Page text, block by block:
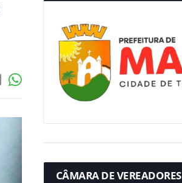
CÂMARA DE VEREADORES